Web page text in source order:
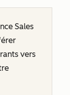
Sales
vers